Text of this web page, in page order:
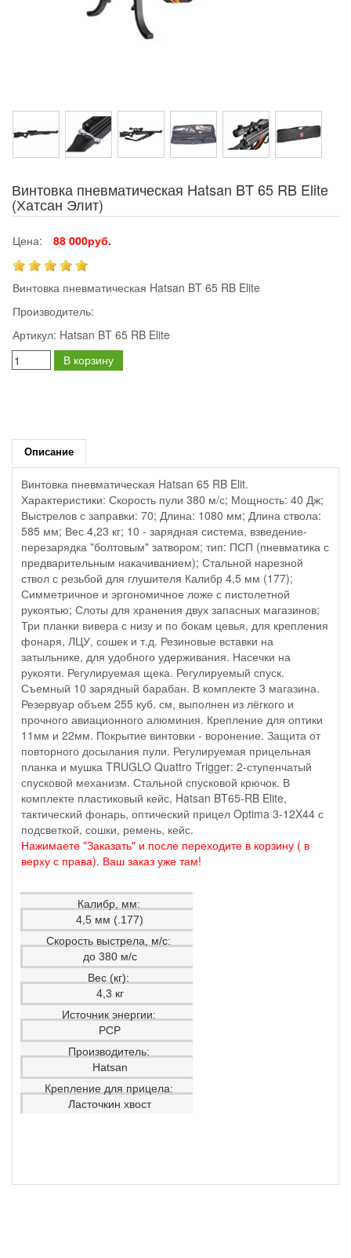
Винтовка пневматическая Hatsan BT 65 RB Elite
(Хатсан Элит)
Цена: 88 000руб.
Винтовка пневматическая Hatsan BT 65 RB Elite
Производитель:
Артикул: Hatsan BT 65 RB Elite
В корзину
Описание
Винтовка пневматическая Hatsan 65 RB Elit.
Характеристики: Скорость пули 380 м/с; Мощность: 40 Дж;
Выстрелов с заправки: 70; Длина: 1080 мм; Длина ствола:
585 мм; Вес 4,23 кг; 10 - зарядная система, взведение-
перезарядка "болтовым" затвором; тип: ПСП (пневматика с
предварительным накачиванием); Стальной нарезной
ствол с резьбой для глушителя Калибр 4,5 мм (177);
Симметричное и эргономичное ложе с пистолетной
рукоятью; Слоты для хранения двух запасных магазинов;
Три планки вивера с низу и по бокам цевья, для крепления
фонаря, ЛЦУ, сошек и т.д. Резиновые вставки на
затыльнике, для удобного удерживания. Насечки на
рукояти. Регулируемая щека. Регулируемый спуск.
Съемный 10 зарядный барабан. В комплекте 3 магазина.
Резервуар объем 255 куб. см, выполнен из лёгкого и
прочного авиационного алюминия. Крепление для оптики
11мм и 22мм. Покрытие винтовки - воронение. Защита от
повторного досылания пули. Регулируемая прицельная
планка и мушка TRUGLO Quattro Trigger: 2-ступенчатый
спусковой механизм. Стальной спусковой крючок. В
комплекте пластиковый кейс, Hatsan BT65-RB Elite,
тактический фонарь, оптический прицел Optima 3-12X44 с
подсветкой, сошки, ремень, кейс.
Нажимаете "Заказать" и после переходите в корзину ( в
верху с права). Ваш заказ уже там!
Калибр, мм:
4,5 мм (.177)
Скорость выстрела, м/с:
до 380 м/с
Вес (кг):
4,3 кг
Источник энергии:
PCP
Производитель:
Hatsan
Крепление для прицела:
Ласточкин хвост